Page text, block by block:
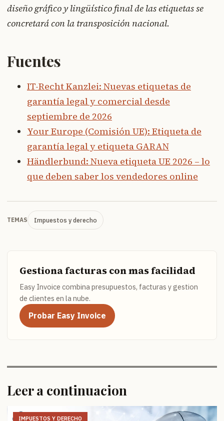
diseño gráfico y lingüístico final de las etiquetas se
concretará con la transposición nacional.
Fuentes
IT-Recht Kanzlei: Nuevas etiquetas de
garantía legal y comercial desde
septiembre de 2026
Your Europe (Comisión UE): Etiqueta de
garantía legal y etiqueta GARAN
Händlerbund: Nueva etiqueta UE 2026 – lo
que deben saber los vendedores online
TEMAS Impuestos y derecho
Gestiona facturas con mas facilidad
Easy Invoice combina presupuestos, facturas y gestion
de clientes en la nube.
Probar Easy Invoice
Leer a continuacion
IMPUESTOS Y DERECHO